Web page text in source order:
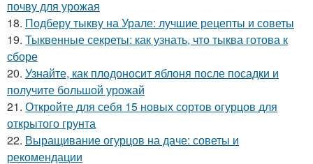
почву для урожая
18. Подберу тыкву на Урале: лучшие рецепты и советы
19. Тыквенные секреты: как узнать, что тыква готова к
сборе
20. Узнайте, как плодоносит яблоня после посадки и
получите большой урожай
21. Откройте для себя 15 новых сортов огурцов для
открытого грунта
22. Выращивание огурцов на даче: советы и
рекомендации